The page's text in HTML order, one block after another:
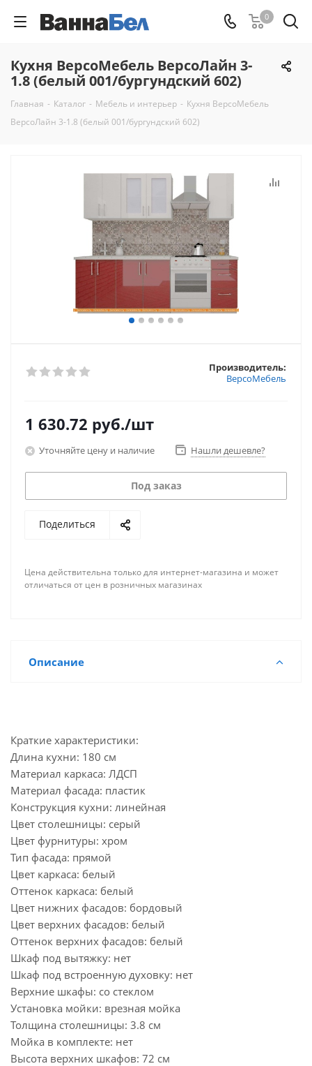
0
Кухня ВерсоМебель ВерсоЛайн 3-
1.8 (белый 001/бургундский 602)
Главная - Каталог - Мебель и интерьер - Кухня ВерсоМебель
ВерсоЛайн 3-1.8 (белый 001/бургундский 602)
Производитель:
ВерсоМебель
1 630.72 руб./шт
Уточняйте цену и наличие Нашли дешевле?
Под заказ
Поделиться
Цена действительна только для интернет-магазина и может
отличаться от цен в розничных магазинах
Описание
Краткие характеристики:
Длина кухни: 180 см
Материал каркаса: ЛДСП
Материал фасада: пластик
Конструкция кухни: линейная
Цвет столешницы: серый
Цвет фурнитуры: хром
Тип фасада: прямой
Цвет каркаса: белый
Оттенок каркаса: белый
Цвет нижних фасадов: бордовый
Цвет верхних фасадов: белый
Оттенок верхних фасадов: белый
Шкаф под вытяжку: нет
Шкаф под встроенную духовку: нет
Верхние шкафы: со стеклом
Установка мойки: врезная мойка
Толщина столешницы: 3.8 см
Мойка в комплекте: нет
Высота верхних шкафов: 72 см